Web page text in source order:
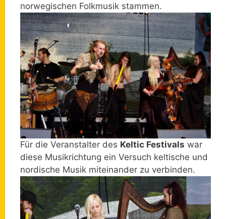
norwegischen Folkmusik stammen.
Für die Veranstalter des Keltic Festivals war
diese Musikrichtung ein Versuch keltische und
nordische Musik miteinander zu verbinden.